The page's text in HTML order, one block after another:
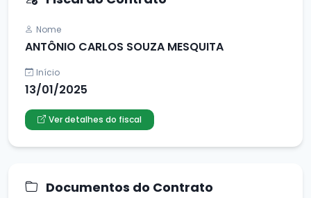
Nome
ANTÔNIO CARLOS SOUZA MESQUITA
Início
13/01/2025
Ver detalhes do fiscal
Documentos do Contrato